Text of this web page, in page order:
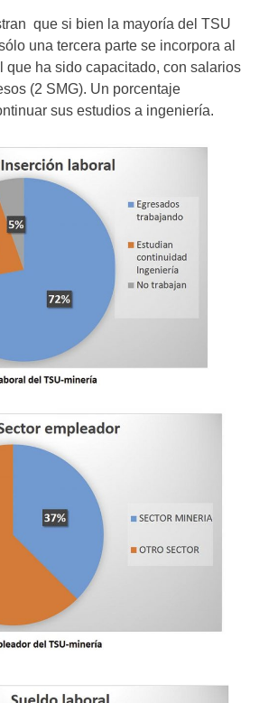
que si bien la mayoría del TSU
una tercera parte se incorpora al
que ha sido capacitado, con salarios
(2 SMG). Un porcentaje
sus estudios a ingeniería.